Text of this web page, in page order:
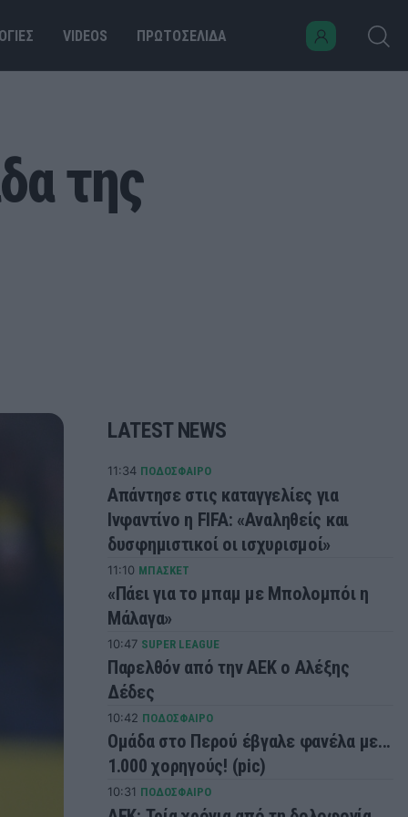
VIDEOS ΠΡΩΤΟΣΕΛΙΔΑ
της
LATEST NEWS
11:34 ΠΟΔΟΣΦΑΙΡΟ
Απάντησε στις καταγγελίες για
Ινφαντίνο η FIFA: «Αναληθείς και
δυσφημιστικοί οι ισχυρισμοί»
11:10 ΜΠΑΣΚΕΤ
«Πάει για το μπαμ με Μπολομπόι η
Μάλαγα»
10:47 SUPER LEAGUE
Παρελθόν από την ΑΕΚ ο Αλέξης
Δέδες
10:42 ΠΟΔΟΣΦΑΙΡΟ
Ομάδα στο Περού έβγαλε φανέλα με...
1.000 χορηγούς! (pic)
10:31 ΠΟΔΟΣΦΑΙΡΟ